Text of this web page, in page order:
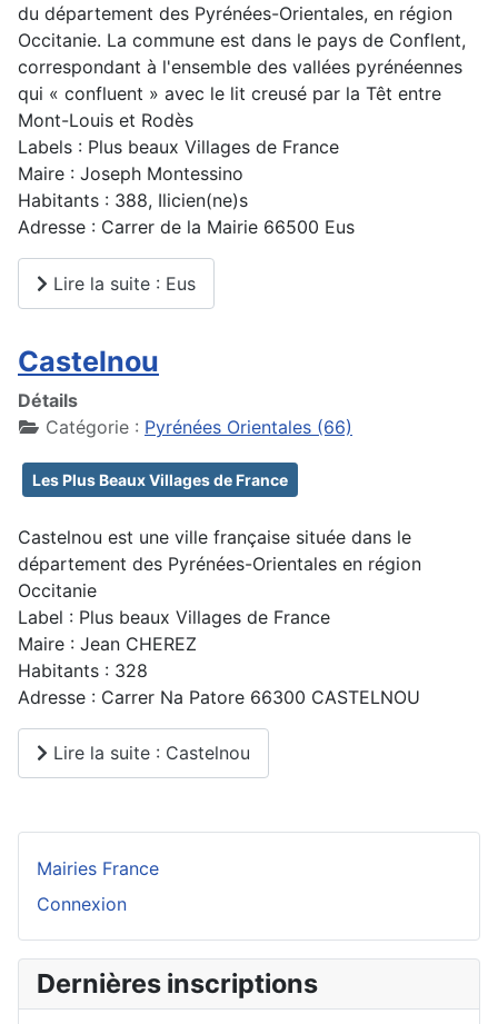
du département des Pyrénées-Orientales, en région
Occitanie. La commune est dans le pays de Conflent,
correspondant à l'ensemble des vallées pyrénéennes
qui « confluent » avec le lit creusé par la Têt entre
Mont-Louis et Rodès
Labels : Plus beaux Villages de France
Maire : Joseph Montessino
Habitants : 388, Ilicien(ne)s
Adresse : Carrer de la Mairie 66500 Eus
Lire la suite : Eus
Castelnou
Détails
Catégorie : Pyrénées Orientales (66)
Les Plus Beaux Villages de France
Castelnou est une ville française située dans le
département des Pyrénées-Orientales en région
Occitanie
Label : Plus beaux Villages de France
Maire : Jean CHEREZ
Habitants : 328
Adresse : Carrer Na Patore 66300 CASTELNOU
Lire la suite : Castelnou
Mairies France
Connexion
Dernières inscriptions